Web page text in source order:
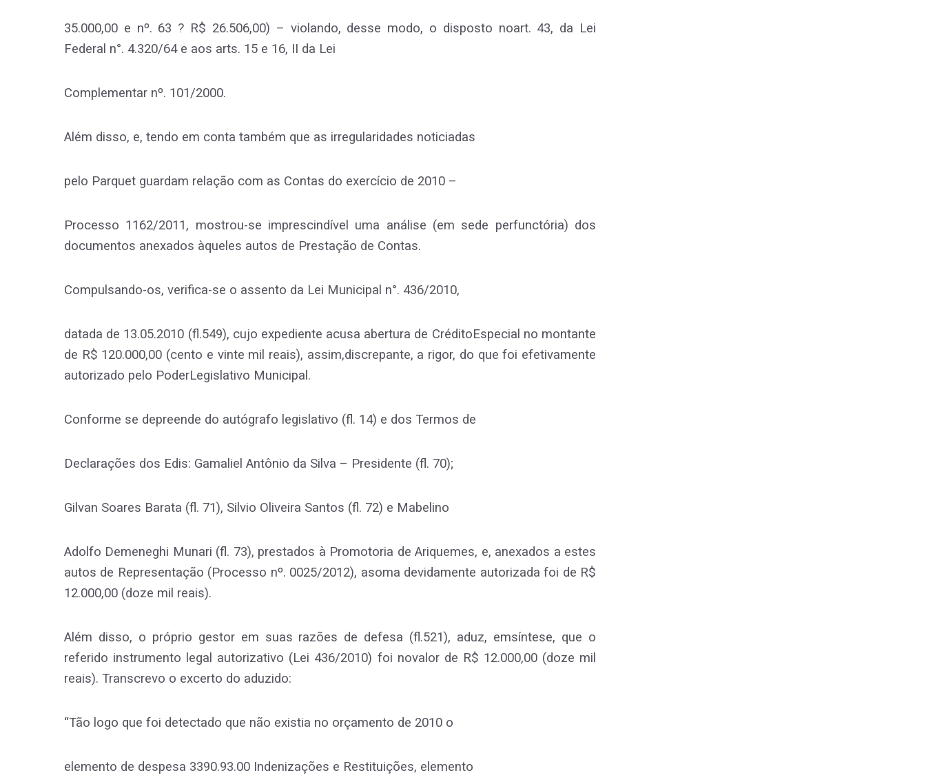
35.000,00 e nº. 63 ? R$ 26.506,00) – violando, desse modo, o disposto noart. 43, da Lei
Federal n°. 4.320/64 e aos arts. 15 e 16, II da Lei
Complementar nº. 101/2000.
Além disso, e, tendo em conta também que as irregularidades noticiadas
pelo Parquet guardam relação com as Contas do exercício de 2010 –
Processo 1162/2011, mostrou-se imprescindível uma análise (em sede perfunctória) dos
documentos anexados àqueles autos de Prestação de Contas.
Compulsando-os, verifica-se o assento da Lei Municipal n°. 436/2010,
datada de 13.05.2010 (fl.549), cujo expediente acusa abertura de CréditoEspecial no montante
de R$ 120.000,00 (cento e vinte mil reais), assim,discrepante, a rigor, do que foi efetivamente
autorizado pelo PoderLegislativo Municipal.
Conforme se depreende do autógrafo legislativo (fl. 14) e dos Termos de
Declarações dos Edis: Gamaliel Antônio da Silva – Presidente (fl. 70);
Gilvan Soares Barata (fl. 71), Silvio Oliveira Santos (fl. 72) e Mabelino
Adolfo Demeneghi Munari (fl. 73), prestados à Promotoria de Ariquemes, e, anexados a estes
autos de Representação (Processo nº. 0025/2012), asoma devidamente autorizada foi de R$
12.000,00 (doze mil reais).
Além disso, o próprio gestor em suas razões de defesa (fl.521), aduz, emsíntese, que o
referido instrumento legal autorizativo (Lei 436/2010) foi novalor de R$ 12.000,00 (doze mil
reais). Transcrevo o excerto do aduzido:
“Tão logo que foi detectado que não existia no orçamento de 2010 o
elemento de despesa 3390.93.00 Indenizações e Restituições, elemento